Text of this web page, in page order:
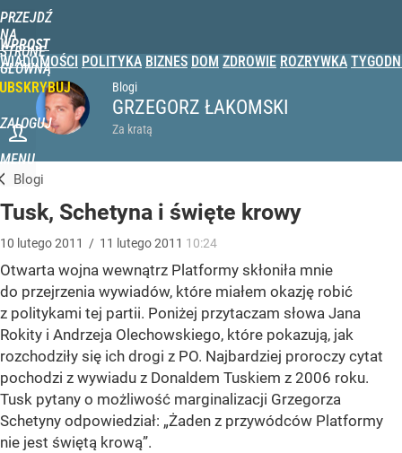
PRZEJDŹ
NA
STRONĘ
GŁÓWNĄ
WPROST
WIADOMOŚCI POLITYKA BIZNES DOM ZDROWIE ROZRYWKA
ZALOGUJ
MENU
Blogi
GRZEGORZ ŁAKOMSKI
Za kratą
Blogi
Tusk, Schetyna i święte krowy
10 lutego2011 / 11 lutego2011 10:24
Otwarta wojna wewnątrz Platformy skłoniła mnie
do przejrzenia wywiadów, które miałem okazję robić
z politykami tej partii. Poniżej przytaczam słowa Jana
Rokity i Andrzeja Olechowskiego, które pokazują, jak
rozchodziły się ich drogi z PO. Najbardziej proroczy cytat
pochodzi z wywiadu z Donaldem Tuskiem z 2006 roku.
Tusk pytany o możliwość marginalizacji Grzegorza
Schetyny odpowiedział: „Żaden z przywódców Platformy
nie jest świętą krową”.